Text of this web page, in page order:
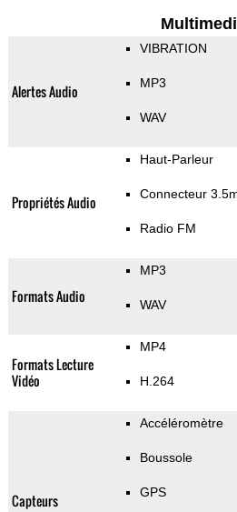
Alertes Audio
VIBRATION
MP3
WAV
Propriétés Audio
Haut-Parleur
Connecteur
Radio FM
Formats Audio
MP3
WAV
Formats Lecture
Vidéo
MP4
H.264
Capteurs
Accéléromètre
Boussole
GPS